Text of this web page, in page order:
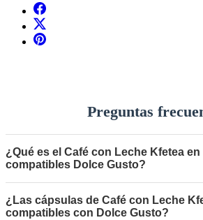
Preguntas
¿Qué es el Café con Leche Kfetea
compatibles Dolce Gusto?
¿Las cápsulas de Café con Leche
compatibles con Dolce Gusto?